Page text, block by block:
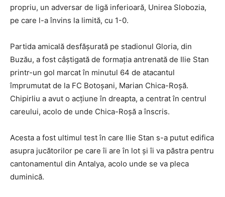
propriu, un adversar de ligă inferioară, Unirea Slobozia,
pe care l-a învins la limită, cu 1-0.
Partida amicală desfăşurată pe stadionul Gloria, din
Buzău, a fost câştigată de formaţia antrenată de Ilie Stan
printr-un gol marcat în minutul 64 de atacantul
împrumutat de la FC Botoşani, Marian Chica-Roşă.
Chipirliu a avut o acţiune în dreapta, a centrat în centrul
careului, acolo de unde Chica-Roşă a înscris.
Acesta a fost ultimul test în care Ilie Stan s-a putut edifica
asupra jucătorilor pe care îi are în lot şi îi va păstra pentru
cantonamentul din Antalya, acolo unde se va pleca
duminică.